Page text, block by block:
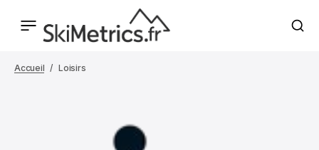
Accueil Loisirs